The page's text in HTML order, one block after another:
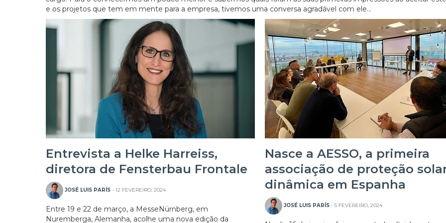
e os projetos que tem em mente para a empresa, tivemos uma conversa agradável com ele...
Entrevista a Helke Harreiss,
diretora de Fensterbau Frontale
JOSÉ LUIS PARÍS - 12 FEVEREIRO, 2024
Entre 19 e 22 de março, a MesseNürnberg, em
Nuremberga, Alemanha, acolhe uma nova edição da
Nasce a AESSO, a primeira
associação de proteção
dinâmica em Espanha
JOSÉ LUIS PARÍS - 5 FEVEREIRO, 2024